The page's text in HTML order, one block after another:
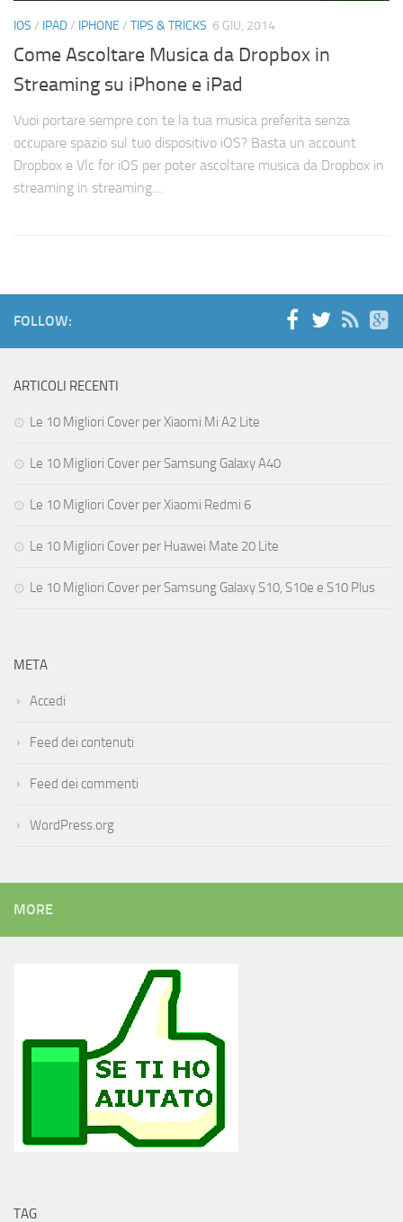
IOS / IPAD/ IPHONE / TIPS & TRICKS 6 GIU, 2014
Come Ascoltare Musica da Dropbox in
Streaming su iPhone e iPad
Vuoi portare sempre con te la tua musica preferita senza
occupare spazio sul tuo dispositivo iOS? Basta un account
Dropbox e Vlc for iOS per poter ascoltare musica da Dropbox in
streaming in streaming....
FOLLOW:
ARTICOLI RECENTI
Le 10 Migliori Cover per Xiaomi Mi A2 Lite
Le 10 Migliori Cover per Samsung Galaxy A40
Le 10 Migliori Cover per Xiaomi Redmi 6
Le 10 Migliori Cover per Huawei Mate 20 Lite
Le 10 Migliori Cover per Samsung Galaxy S10, S10e e S10 Plus
META
Accedi
Feed dei contenuti
Feed dei commenti
WordPress.org
MORE
TAG